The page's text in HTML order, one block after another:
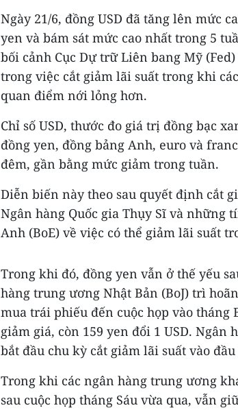
Ngày 21/6, đồng USD đã tăng lên mức
yen và bám sát mức cao nhất trong 5
bối cảnh Cục Dự trữ Liên bang Mỹ
trong việc cắt giảm lãi suất trong khi
quan điểm nới lỏng hơn.
Chỉ số USD, thước đo giá trị đồng bạc
đồng yen, đồng bảng Anh, euro và
đêm, gần bằng mức giảm trong tuần.
Diễn biến này theo sau quyết định cắt
Ngân hàng Quốc gia Thụy Sĩ và những
Anh (BoE) về việc có thể giảm lãi suất
Trong khi đó, đồng yen vẫn ở thế yếu
hàng trung ương Nhật Bản (BoJ) trì
mua trái phiếu đến cuộc họp vào tháng
giảm giá, còn 159 yen đổi 1 USD. Ngân
bắt đầu chu kỳ cắt giảm lãi suất vào
Trong khi các ngân hàng trung ương
sau cuộc họp tháng Sáu vừa qua, vẫn